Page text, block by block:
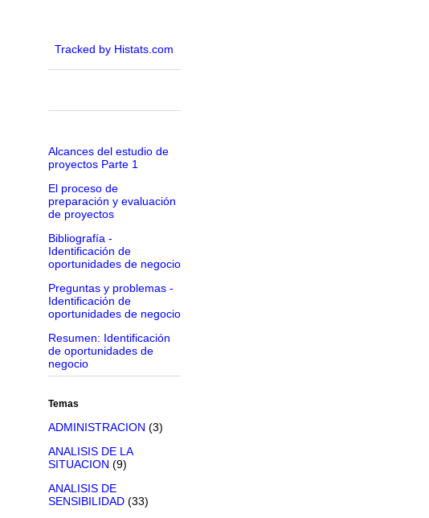
Tracked by Histats.com
Alcances del estudio de
proyectos Parte 1
El proceso de
preparación y evaluación
de proyectos
Bibliografía -
Identificación de
oportunidades de negocio
Preguntas y problemas -
Identificación de
oportunidades de negocio
Resumen: Identificación
de oportunidades de
negocio
Temas
ADMINISTRACION (3)
ANALISIS DE LA
SITUACION (9)
ANALISIS DE
SENSIBILIDAD (33)